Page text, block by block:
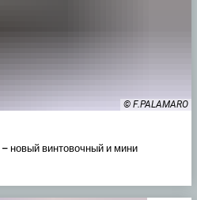
© F.PALAMARO
новый винтовочный и мини